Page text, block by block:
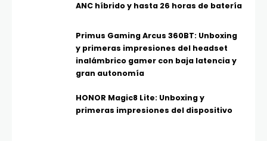
ANC híbrido y hasta 26 horas de batería
Primus Gaming Arcus 360BT: Unboxing
y primeras impresiones del headset
inalámbrico gamer con baja latencia y
gran autonomía
HONOR Magic8 Lite: Unboxing y
primeras impresiones del dispositivo